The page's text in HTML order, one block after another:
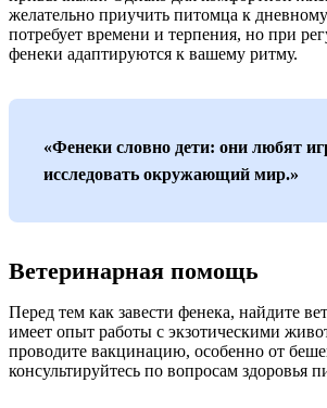
желательно приучить питомца к
потребует времени и терпения, но при
фенеки адаптируются к вашему ритму.
«Фенеки словно дети: они любят
исследовать окружающий мир.»
Ветеринарная помощь
Перед тем как завести фенека, найдите
имеет опыт работы с экзотическими
проводите вакцинацию, особенно от
консультируйтесь по вопросам здоровья